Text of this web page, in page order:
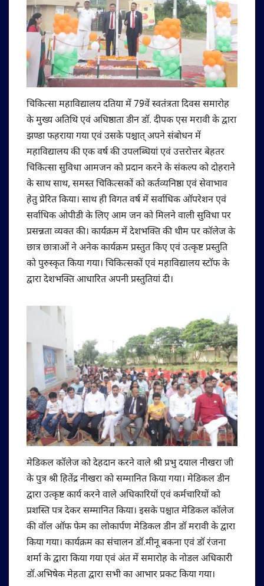
चिकित्सा महाविद्यालय दतिया में 79वें स्वतंत्रता दिवस समारोह
के मुख्य अतिथि एवं अधिष्ठाता डीन डॉ. दीपक एस मरावी के द्वारा
झण्डा फहराया गया एवं उसके पश्चात् अपने संबोधन में
महाविद्यालय की एक वर्ष की उपलब्धियां एवं उत्तरोत्तर बेहतर
चिकित्सा सुविधा आमजन को प्रदान करने के संकल्प को दोहराने
के साथ साथ, समस्त चिकित्सकों को कर्तव्यनिष्ठा एवं सेवाभाव
हेतु प्रेरित किया। साथ ही विगत वर्ष में सर्वाधिक ऑपरेशन एवं
सर्वाधिक ओपीडी के लिए आम जन को मिलने वाली सुविधा पर
प्रसन्नता व्यक्त की। कार्यक्रम में देशभक्ति की थीम पर कॉलेज के
छात्र छात्राओं ने अनेक कार्यक्रम प्रस्तुत किए एवं उत्कृष्ट प्रस्तुति
को पुरुस्कृत किया गया। चिकित्सकों एवं महाविद्यालय स्टॉफ के
द्वारा देशभक्ति आधारित अपनी प्रस्तुतियां दी।
मेडिकल कॉलेज को देहदान करने वाले श्री प्रभु दयाल नीखरा जी
के पुत्र श्री हितेंद्र नीखरा को सम्मानित किया गया। मेडिकल डीन
द्वारा उत्कृष्ट कार्य करने वाले अधिकारियों एवं कर्मचारियों को
प्रशस्ति पत्र देकर सम्मानित किया। इसके पश्चात मेडिकल कॉलेज
की वॉल ऑफ फेम का लोकार्पण मेडिकल डीन डॉ मरावी के द्वारा
किया गया। कार्यक्रम का संचालन डॉ.मीनू बकना एवं डॉ रंजना
शर्मा के द्वारा किया गया एवं अंत में समारोह के नोडल अधिकारी
डॉ.अभिषेक मेहता द्वारा सभी का आभार प्रकट किया गया।